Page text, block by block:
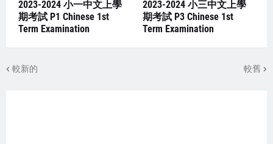
2023-2024 小一中文上學
期考試 P1 Chinese 1st
Term Examination
2023-2024 小三中文上學
期考試 P3 Chinese 1st
Term Examination
較新的 較舊